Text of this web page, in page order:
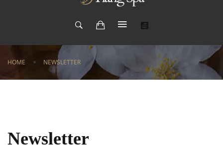
HOME NEWSLETTER
Newsletter